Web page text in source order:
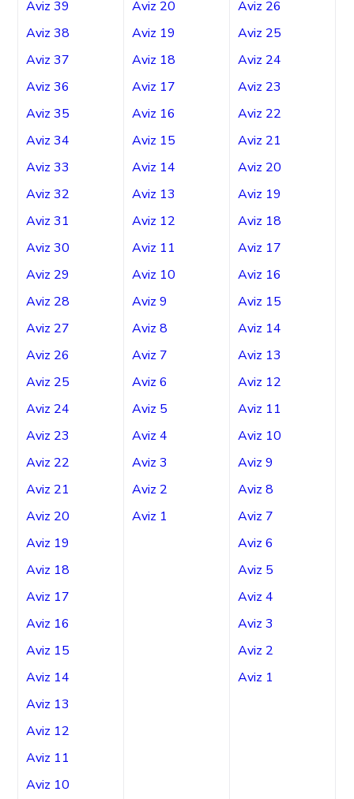
Aviz 39
Aviz 38
Aviz 37
Aviz 36
Aviz 35
Aviz 34
Aviz 33
Aviz 32
Aviz 31
Aviz 30
Aviz 29
Aviz 28
Aviz 27
Aviz 26
Aviz 25
Aviz 24
Aviz 23
Aviz 22
Aviz 21
Aviz 20
Aviz 19
Aviz 18
Aviz 17
Aviz 16
Aviz 15
Aviz 14
Aviz 13
Aviz 12
Aviz 11
Aviz 10
Aviz 20
Aviz 19
Aviz 18
Aviz 17
Aviz 16
Aviz 15
Aviz 14
Aviz 13
Aviz 12
Aviz 11
Aviz 10
Aviz 9
Aviz 8
Aviz 7
Aviz 6
Aviz 5
Aviz 4
Aviz 3
Aviz 2
Aviz 1
Aviz 26
Aviz 25
Aviz 24
Aviz 23
Aviz 22
Aviz 21
Aviz 20
Aviz 19
Aviz 18
Aviz 17
Aviz 16
Aviz 15
Aviz 14
Aviz 13
Aviz 12
Aviz 11
Aviz 10
Aviz 9
Aviz 8
Aviz 7
Aviz 6
Aviz 5
Aviz 4
Aviz 3
Aviz 2
Aviz 1